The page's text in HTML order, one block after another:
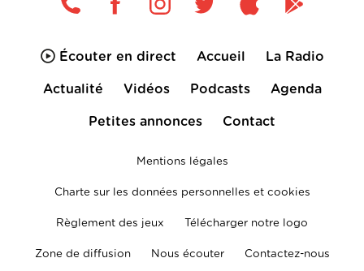
Écouter en direct Accueil La Radio
Actualité Vidéos Podcasts Agenda
Petites annonces Contact
Mentions légales
Charte sur les données personnelles et cookies
Règlement des jeux Télécharger notre logo
Zone de diffusion Nous écouter Contactez-nous